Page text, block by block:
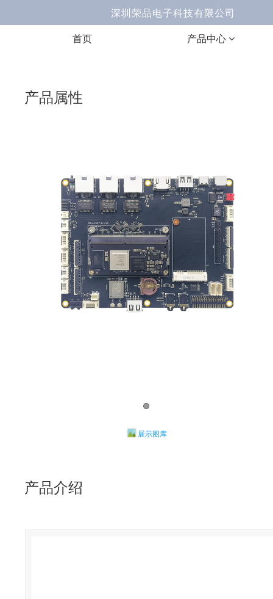
首页 产品中心
深圳荣品电子科技有限
展示图库
产品属性
产品介绍